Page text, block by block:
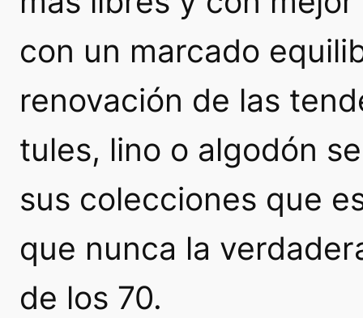
con un marcado
renovación de las
tules, lino o algodón
sus colecciones que
que nunca la
de los 70.